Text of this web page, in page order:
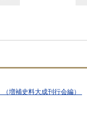
（増補史料大成刊行会編）